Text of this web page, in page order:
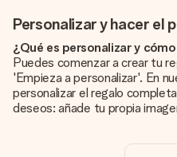
Personalizar y hacer el
¿Qué es personalizar y
Puedes comenzar a crear tu
'Empieza a personalizar'. En
personalizar el regalo
deseos: añade tu propia